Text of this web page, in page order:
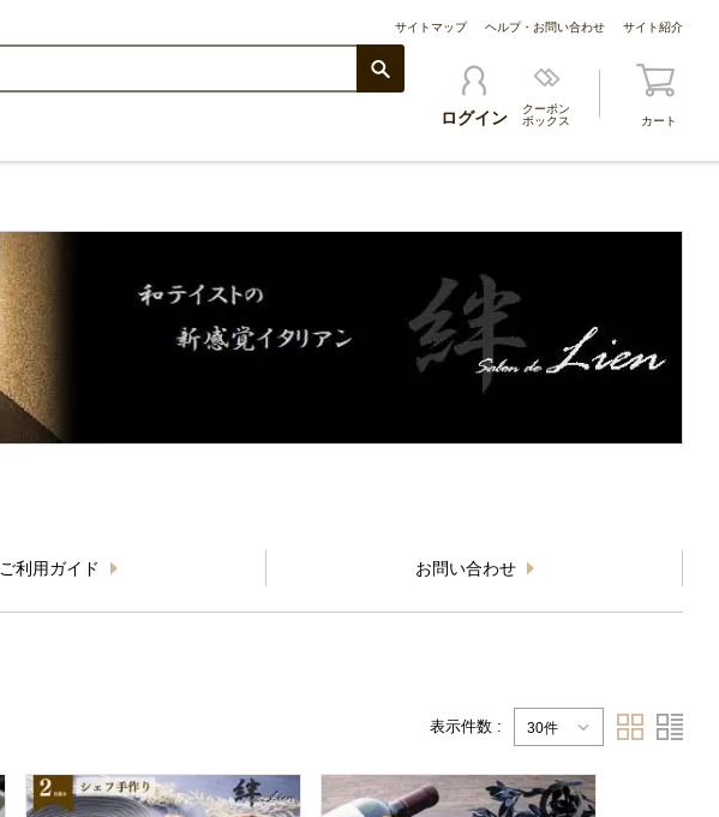
サイトマップ ヘルプ・お問い合わせ サイト紹介
ログイン
クーポン
ボックス
カート
ご利用ガイド お問い合わせ
表示件数 : 30件